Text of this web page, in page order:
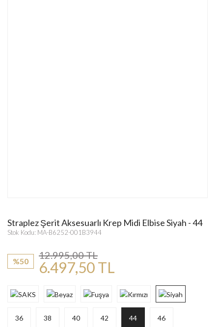
Straplez Şerit Aksesuarlı Krep Midi Elbise Siyah - 44
Stok Kodu: MA-B6252-001B3944
%50
12.995,00 TL
6.497,50 TL
36 38 40 42 44 46